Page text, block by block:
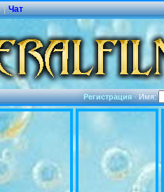
| Чат
Регистрация·Имя: